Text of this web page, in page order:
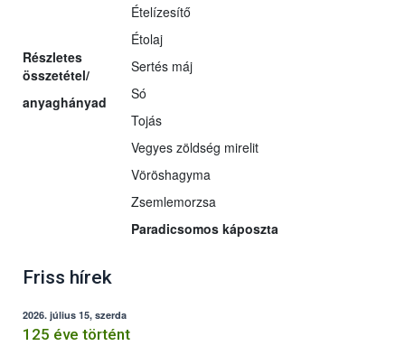
Részletes
összetétel/
anyaghányad
Ételízesítő
Étolaj
Sertés máj
Só
Tojás
Vegyes zöldség mirelit
Vöröshagyma
Zsemlemorzsa
Paradicsomos káposzta
Friss hírek
2026. július 15, szerda
125 éve történt